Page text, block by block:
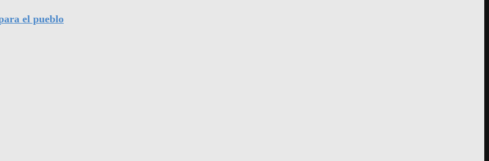
el pueblo